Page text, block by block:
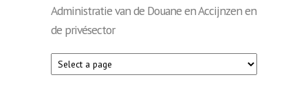
Administratie van de Douane en Accijnzen en
de privésector